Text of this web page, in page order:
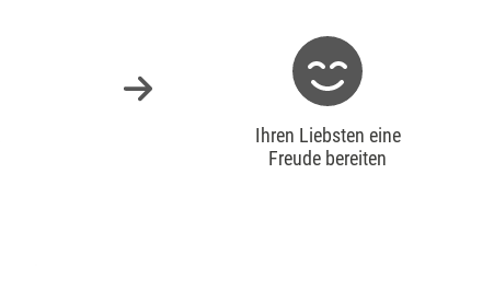
Ihren Liebsten eine
Freude bereiten